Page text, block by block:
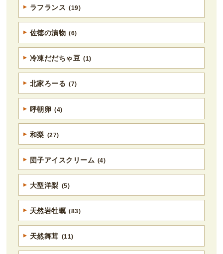
ラフランス (19)
佐徳の漬物 (6)
冷凍だだちゃ豆 (1)
北家ろーる (7)
呼朝卵 (4)
和梨 (27)
団子アイスクリーム (4)
大型洋梨 (5)
天然岩牡蠣 (83)
天然舞茸 (11)